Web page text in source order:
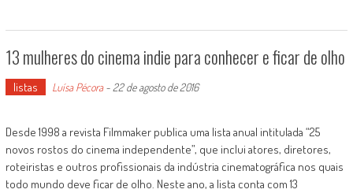
13 mulheres do cinema indie para conhecer e ficar de olho
listas Luísa Pécora- 22 de agosto de 2016
Desde 1998 a revista Filmmaker publica uma lista anual intitulada “25
novos rostos do cinema independente”, que inclui atores, diretores,
roteiristas e outros profissionais da indústria cinematográfica nos quais
todo mundo deve ficar de olho. Neste ano, a lista conta com 13